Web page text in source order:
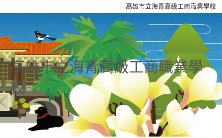
高雄市立海青高級工商職業學校
高雄市立海青高級工商職業學
校